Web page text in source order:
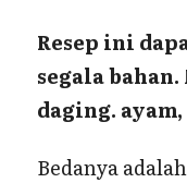
Resep ini
segala
daging.
Bedanya